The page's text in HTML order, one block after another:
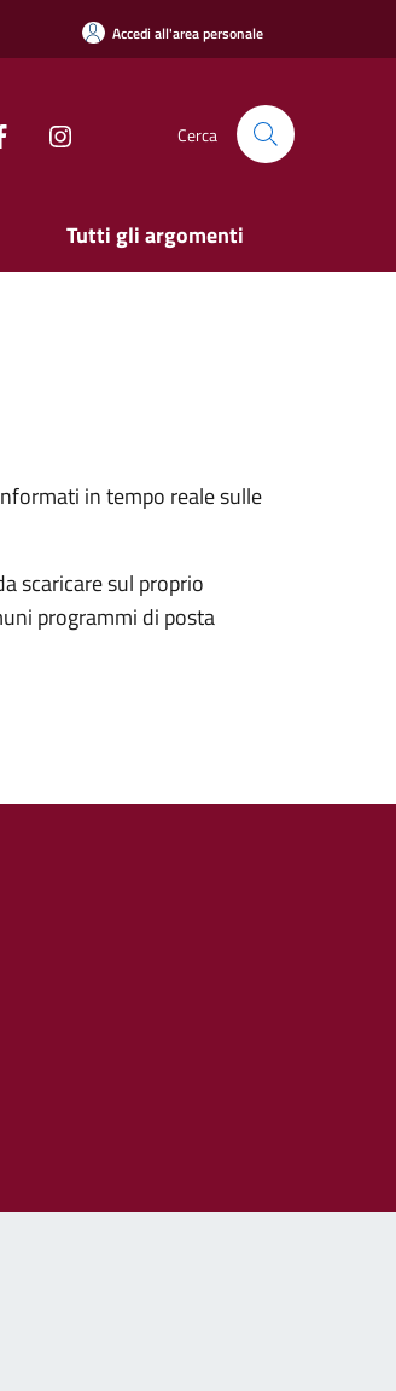
Accedi all'area personale
Cerca
Tutti gli argomenti
in tempo reale sulle
scaricare sul proprio
programmi di posta